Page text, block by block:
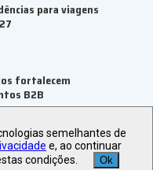
para viagens
fortalecem
B2B
hoteleiro sobre
semelhantes de
e, ao continuar
condições.
Ok